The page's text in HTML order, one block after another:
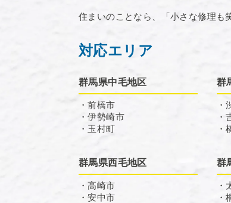
住まいのことなら、「小さな修理も
対応エリア
群馬県中毛地区
・前橋市
・伊勢崎市
・玉村町
群
・
・
・
群馬県西毛地区
・高崎市
・安中市
群
・
・